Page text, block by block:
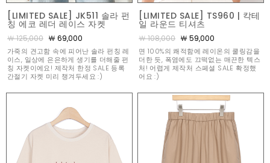
[LIMITED SALE] JK511 솔라 펀
칭 에코 레더 레이스 자켓
￦ 125,000 ￦ 69,000
가죽의 견고함 속에 피어난 솔라 펀칭 레
이스, 일상에 은은하게 생기를 더해줄 펀
칭 자켓이에요! 제작처 한정 SALE 등록
간절기 자켓 미리 챙겨두세요 :)
[LIMITED SALE] TS960 | 칵테
일 라운드 티셔츠
￦ 108,000 ￦ 59,000
면 100%의 쾌적함에 레이온의 쿨링감을
더한 듯, 폭염에도 끄떡없는 매끈한 텍스
처! 어렵게 제작처 스페셜 SALE 확정했
어요 :)